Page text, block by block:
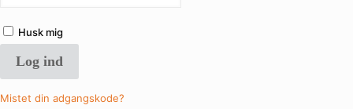
Husk mig
Log ind
Mistet din adgangskode?